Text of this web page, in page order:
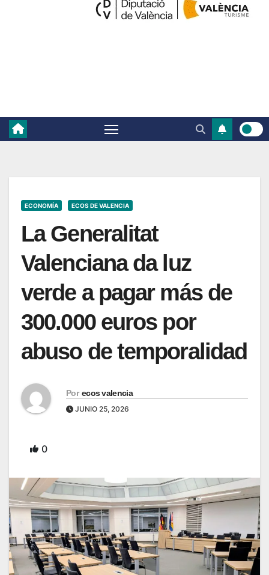
ECONOMÍA ECOS DE VALENCIA
La Generalitat
Valenciana da luz
verde a pagar más de
300.000 euros por
abuso de temporalidad
Por ecos valencia
JUNIO 25, 2026
0